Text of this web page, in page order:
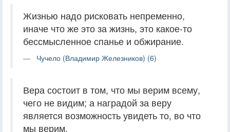
Жизнью надо рисковать непременно,
иначе что же это за жизнь, это какое-то
бессмысленное спанье и обжирание.
Чучело (Владимир Железников) (6)
Вера состоит в том, что мы верим всему,
чего не видим; а наградой за веру
является возможность увидеть то, во что
мы верим.